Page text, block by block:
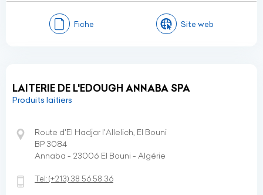
Fiche Site web
LAITERIE DE L'EDOUGH ANNABA SPA
Produits laitiers
Route d'El Hadjar l'Allelich, El Bouni
BP 3084
Annaba - 23006 El Bouni - Algérie
Tel:(+213) 38 56 58 36